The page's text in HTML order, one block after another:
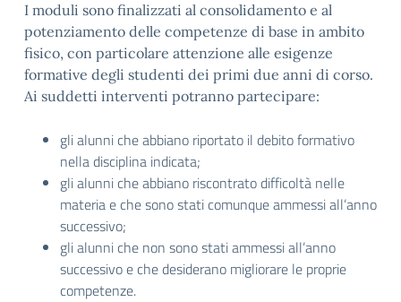
I moduli sono finalizzati al consolidamento e al
potenziamento delle competenze di base in ambito
fisico, con particolare attenzione alle esigenze
formative degli studenti dei primi due anni di corso.
Ai suddetti interventi potranno partecipare:
gli alunni che abbiano riportato il debito formativo
nella disciplina indicata;
⁠gli alunni che abbiano riscontrato difficoltà nelle
materia e che sono stati comunque ammessi all’anno
successivo;
⁠gli alunni che non sono stati ammessi all’anno
successivo e che desiderano migliorare le proprie
competenze.